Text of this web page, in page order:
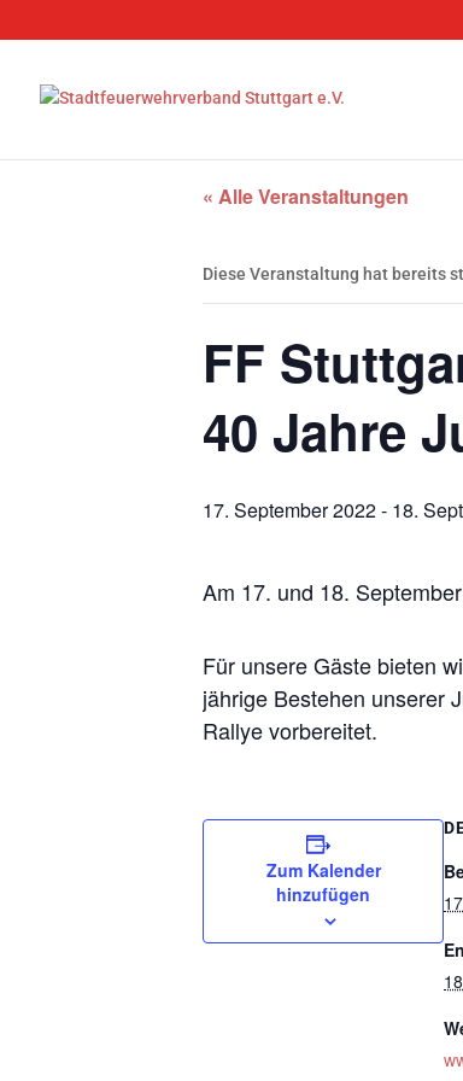
« Alle Veranstaltungen
Diese Veranstaltung hat bereits
FF
40 Jahre
17. September 2022- 18.
Am 17. und 18.
Für unsere Gäste bieten
jährige Bestehen unserer
Rallye vorbereitet.
Zum Kalender
hinzufügen